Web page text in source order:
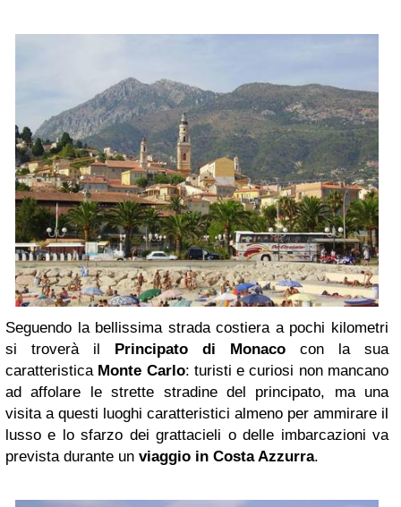
Seguendo la bellissima strada costiera a pochi kilometri
si troverà il
Principato di Monaco con la sua
caratteristicaMonte Carlo: turisti e curiosi non mancano
ad affolare le strette stradine del principato, ma una
visita a questi luoghi caratteristici almeno per ammirare il
lusso e lo sfarzo dei grattacieli o delle imbarcazioni va
prevista durante un viaggio in Costa Azzurra.